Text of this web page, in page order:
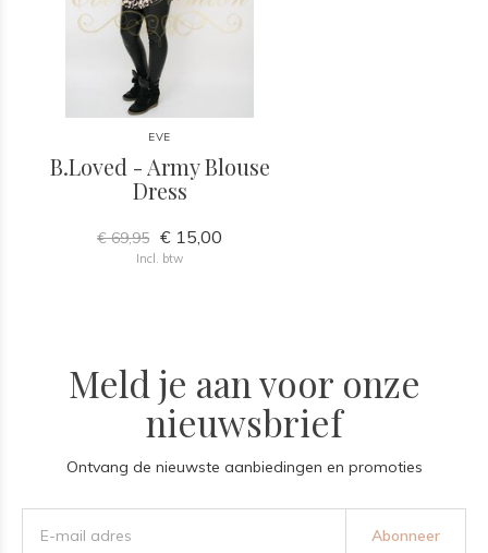
EVE
B.Loved - Army Blouse
Dress
€ 69,95 € 15,00
Incl. btw
Meld je aan voor onze
nieuwsbrief
Ontvang de nieuwste aanbiedingen en promoties
Abonneer